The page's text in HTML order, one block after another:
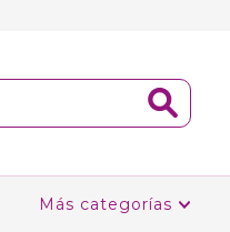
Más categorías